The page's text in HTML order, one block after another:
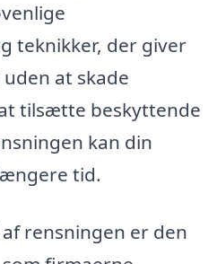
teknikker, der giver
at skade
tilsætte beskyttende
kan din
tid.
rensningen er den